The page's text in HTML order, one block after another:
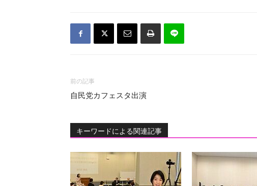
前の記事
自民党カフェスタ出演
キーワードによる関連記事